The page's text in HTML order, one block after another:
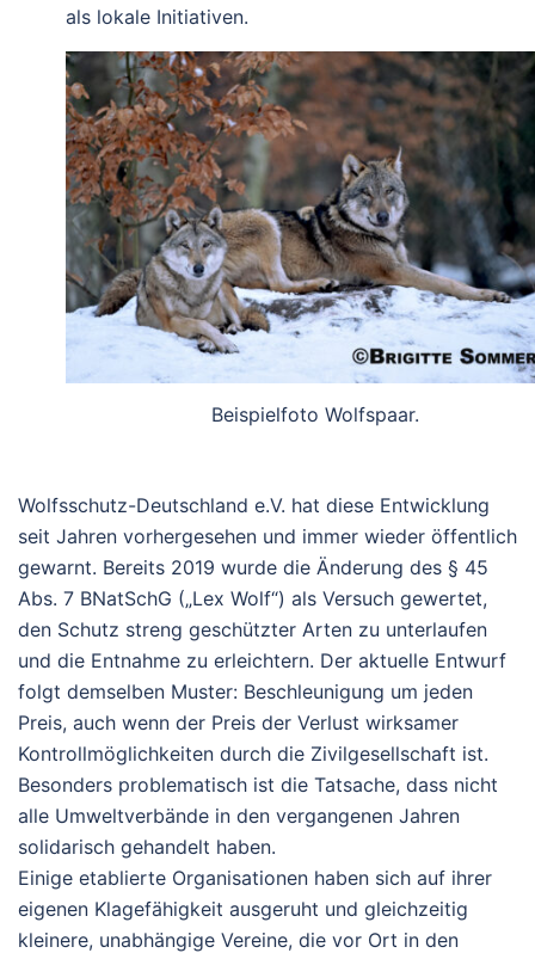
als lokale Initiativen.
Beispielfoto Wolfspaar.
Wolfsschutz-Deutschland e.V. hat diese Entwicklung
seit Jahren vorhergesehen und immer wieder öffentlich
gewarnt. Bereits 2019 wurde die Änderung des § 45
Abs. 7 BNatSchG („Lex Wolf“) als Versuch gewertet,
den Schutz streng geschützter Arten zu unterlaufen
und die Entnahme zu erleichtern. Der aktuelle Entwurf
folgt demselben Muster: Beschleunigung um jeden
Preis, auch wenn der Preis der Verlust wirksamer
Kontrollmöglichkeiten durch die Zivilgesellschaft ist.
Besonders problematisch ist die Tatsache, dass nicht
alle Umweltverbände in den vergangenen Jahren
solidarisch gehandelt haben.
Einige etablierte Organisationen haben sich auf ihrer
eigenen Klagefähigkeit ausgeruht und gleichzeitig
kleinere, unabhängige Vereine, die vor Ort in den